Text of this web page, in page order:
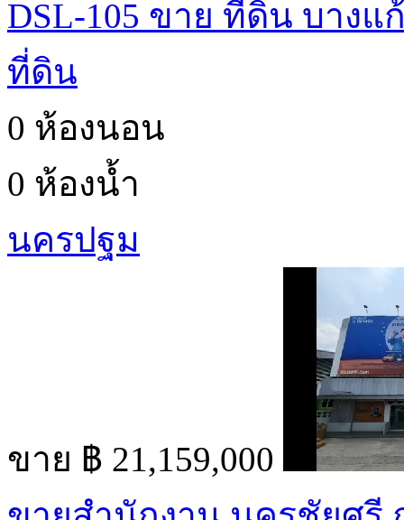
DSL-105 ขาย ที่ดิน บาง
ที่ดิน
0 ห้องนอน
0 ห้องน้ำ
นครปฐม
ขาย ฿ 21,159,000